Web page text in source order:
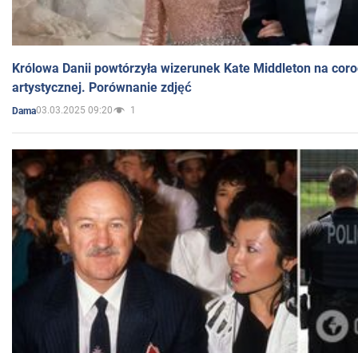
Królowa Danii powtórzyła wizerunek Kate Middleton na
artystycznej. Porównanie zdjęć
Dama03.03.2025 09:20 1